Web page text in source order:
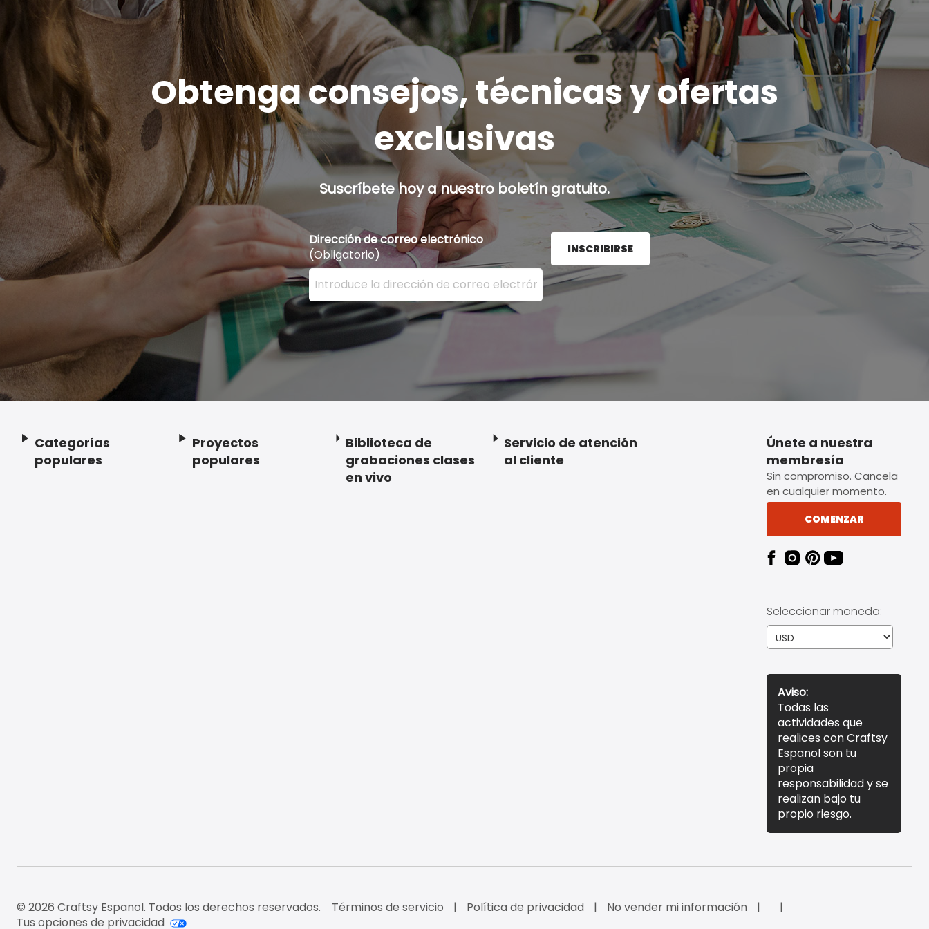
Obtenga consejos, técnicas y ofertas
exclusivas
Suscríbete hoy a nuestro boletín gratuito.
Dirección de correo electrónico
(Obligatorio)
Ingrese su dirección de correo electrónico aquí y presione el botón Registrarse.
INSCRIBIRSE
Footer
Categorías
populares
Proyectos
populares
Biblioteca de
grabaciones clases
en vivo
Servicio de atención
al cliente
Únete a nuestra
membresía
Sin compromiso. Cancela
en cualquier momento.
COMENZAR
Seleccionar moneda:
Aviso:
Todas las
actividades que
realices con Craftsy
Espanol son tu
propia
responsabilidad y se
realizan bajo tu
propio riesgo.
© 2026 Craftsy Espanol. Todos los derechos reservados. Términos de servicio Política de privacidad
No vender mi información
Tus opciones de privacidad